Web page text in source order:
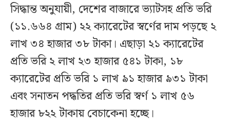
সিদ্ধান্ত অনুযায়ী, দেশের বাজারে ভ্যাটসহ প্রতি ভরি
(১১.৬৬৪ গ্রাম) ২২ ক্যারেটের স্বর্ণের দাম পড়ছে ২
লাখ ৩৪ হাজার ৩৮ টাকা। এছাড়া ২১ ক্যারেটের
প্রতি ভরি ২ লাখ ২৩ হাজার ৫৪১ টাকা, ১৮
ক্যারেটের প্রতি ভরি ১ লাখ ৯১ হাজার ৯৩১ টাকা
এবং সনাতন পদ্ধতির প্রতি ভরি স্বর্ণ ১ লাখ ৫৬
হাজার ৮২২ টাকায় বেচাকেনা হচ্ছে।